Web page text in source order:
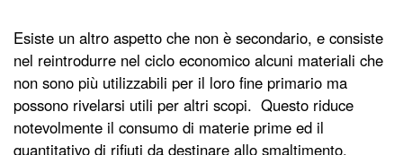
Esiste un altro aspetto che non è secondario, e consiste
nel reintrodurre nel ciclo economico alcuni materiali che
non sono più utilizzabili per il loro fine primario ma
possono rivelarsi utili per altri scopi. Questo riduce
notevolmente il consumo di materie prime ed il
quantitativo di rifiuti da destinare allo smaltimento.